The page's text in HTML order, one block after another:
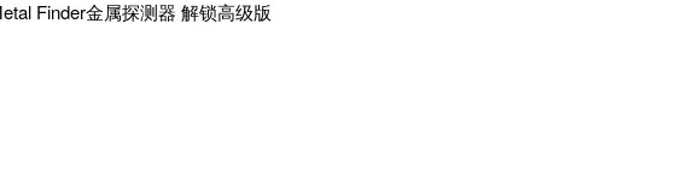
Finder金属探测器 解锁高级版